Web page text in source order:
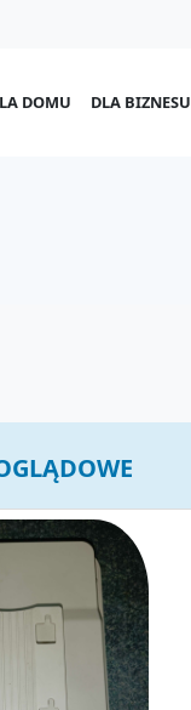
DOMU DLA BIZNESU